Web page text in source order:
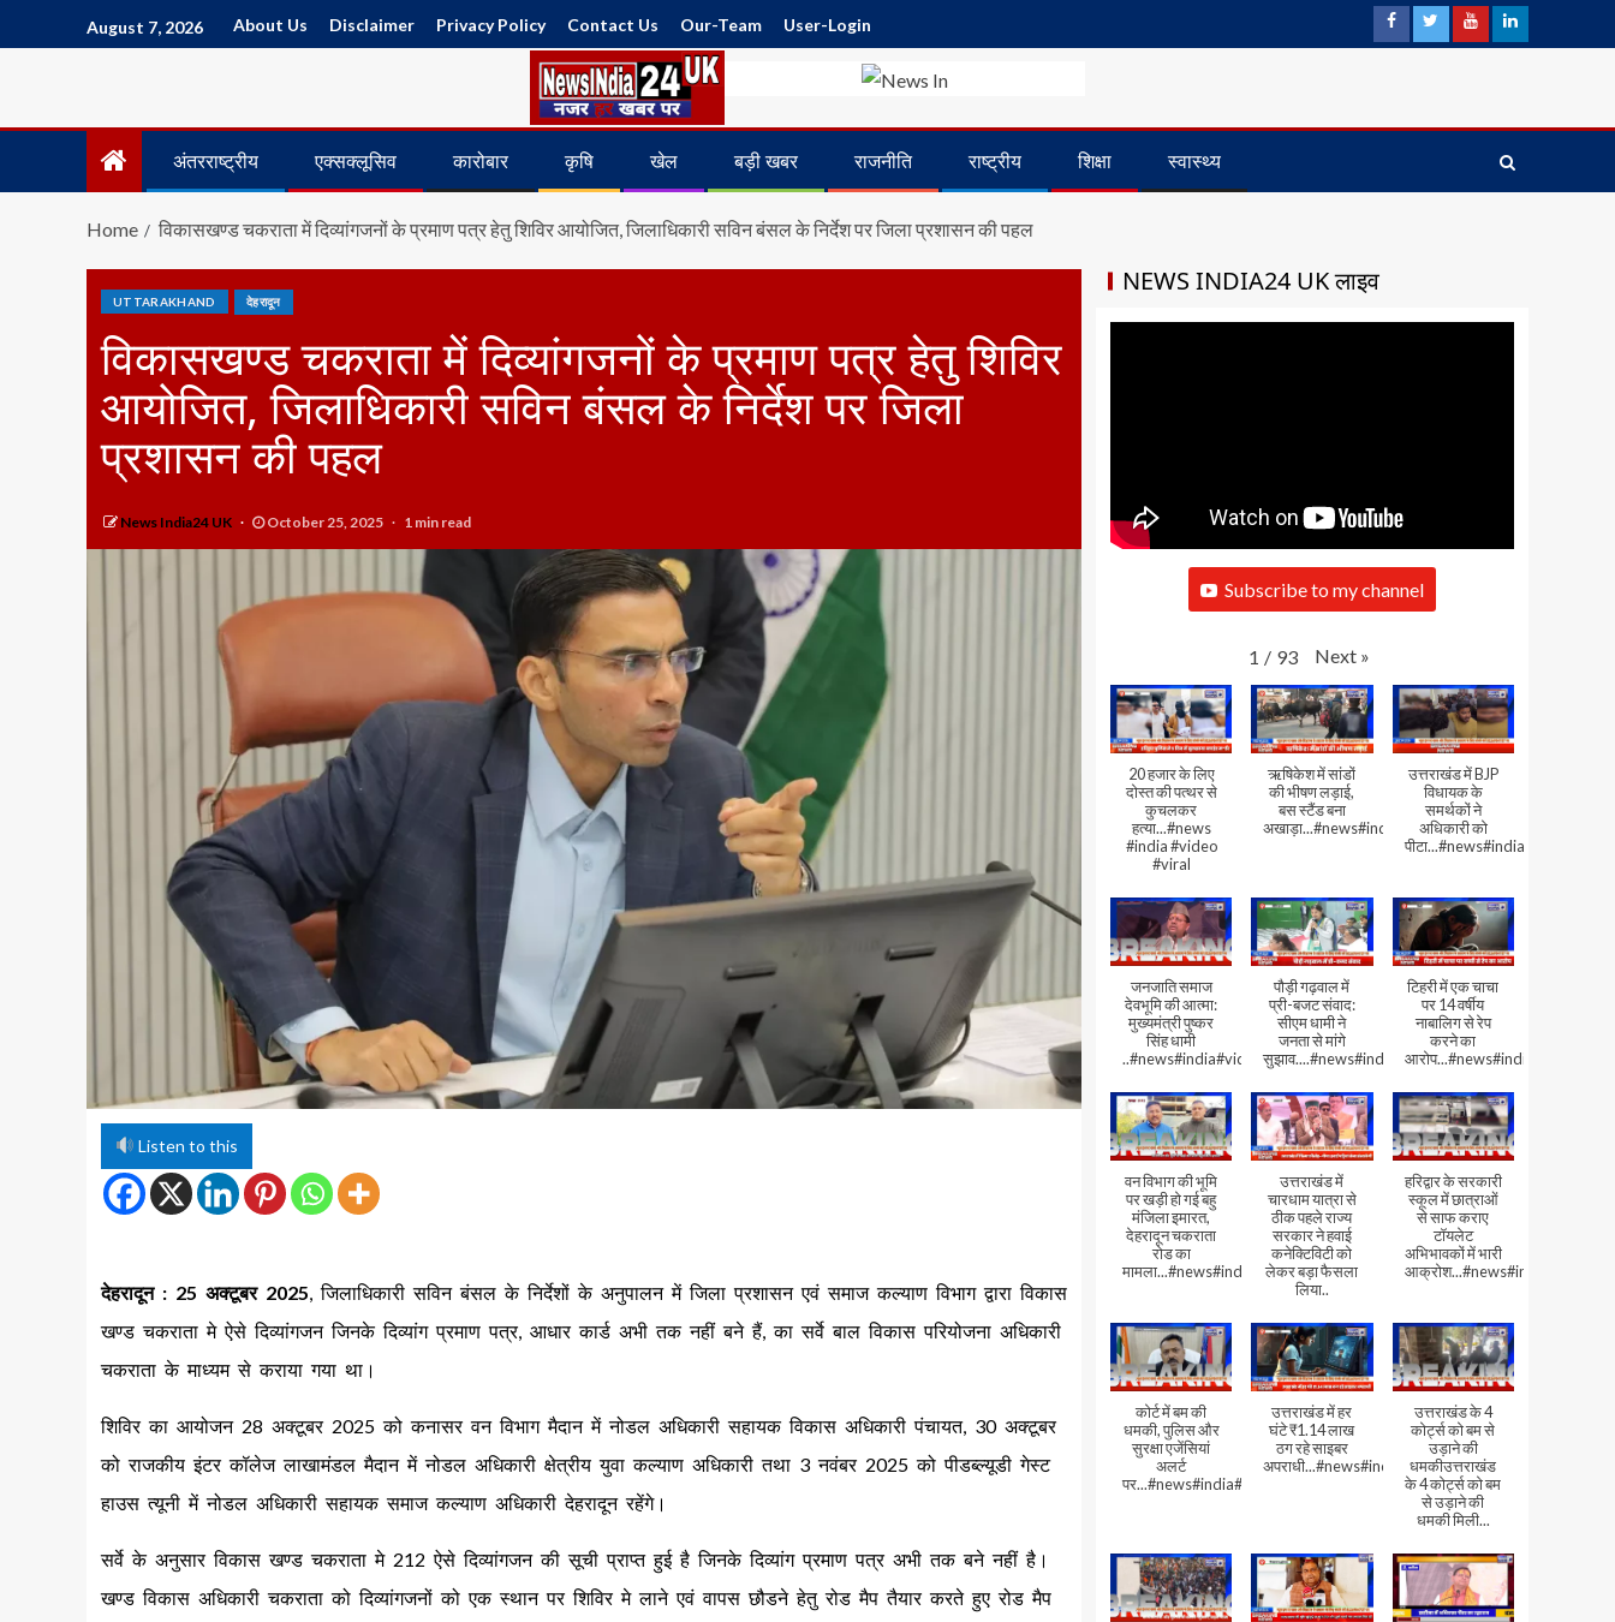
August 7, 2026 About Us Disclaimer Privacy Policy Contact Us Our-Team User-Login
अंतरराष्ट्रीय एक्सक्लूसिव कारोबार कृषि खेल बड़ी खबर राजनीति राष्ट्रीय शिक्षा स्वास्थ्य
Home विकासखण्ड चकराता में दिव्यांगजनों के प्रमाण पत्र हेतु शिविर आयोजित, जिलाधिकारी सविन बंसल के निर्देश पर जिला प्रशासन की पहल
UTTARAKHAND देहरादून
विकासखण्ड चकराता में दिव्यांगजनों के प्रमाण पत्र हेतु शिविर
आयोजित, जिलाधिकारी सविन बंसल के निर्देश पर जिला
प्रशासन की पहल
News India24 UK October 25, 2025 1 min read
Listen to this
देहरादून : 25 अक्टूबर 2025, जिलाधिकारी सविन बंसल के निर्देशों के अनुपालन में जिला प्रशासन एवं समाज कल्याण विभाग द्वारा विकास
खण्ड चकराता मे ऐसे दिव्यांगजन जिनके दिव्यांग प्रमाण पत्र, आधार कार्ड अभी तक नहीं बने हैं, का सर्वे बाल विकास परियोजना अधिकारी
चकराता के माध्यम से कराया गया था।
शिविर का आयोजन 28 अक्टूबर 2025 को कनासर वन विभाग मैदान में नोडल अधिकारी सहायक विकास अधिकारी पंचायत, 30 अक्टूबर
को राजकीय इंटर कॉलेज लाखामंडल मैदान में नोडल अधिकारी क्षेत्रीय युवा कल्याण अधिकारी तथा 3 नवंबर 2025 को पीडब्ल्यूडी गेस्ट
हाउस त्यूनी में नोडल अधिकारी सहायक समाज कल्याण अधिकारी देहरादून रहेंगे।
सर्वे के अनुसार विकास खण्ड चकराता मे 212 ऐसे दिव्यांगजन की सूची प्राप्त हुई है जिनके दिव्यांग प्रमाण पत्र अभी तक बने नहीं है।
खण्ड विकास अधिकारी चकराता को दिव्यांगजनों को एक स्थान पर शिविर मे लाने एवं वापस छौडने हेतु रोड मैप तैयार करते हुए रोड मैप
NEWS INDIA24 UK लाइव
Subscribe to my channel
1 / 93 Next »
20 हजार के लिए
दोस्त की पत्थर से
कुचलकर
हत्या...#news
#india #video
#viral
ऋषिकेश में सांडों
की भीषण लड़ाई,
बस स्टैंड बना
अखाड़ा...#news#india#video#viral
उत्तराखंड में BJP
विधायक के
समर्थकों ने
अधिकारी को
पीटा...#news#india#video#viral
जनजाति समाज
देवभूमि की आत्मा:
मुख्यमंत्री पुष्कर
सिंह धामी
..#news#india#video#viral
पौड़ी गढ़वाल में
प्री-बजट संवाद:
सीएम धामी ने
जनता से मांगे
सुझाव....#news#india#video#viral
टिहरी में एक चाचा
पर 14 वर्षीय
नाबालिग से रेप
करने का
आरोप...#news#india#video
वन विभाग की भूमि
पर खड़ी हो गई बहु
मंजिला इमारत,
देहरादून चकराता
रोड का
मामला...#news#india#video
उत्तराखंड में
चारधाम यात्रा से
ठीक पहले राज्य
सरकार ने हवाई
कनेक्टिविटी को
लेकर बड़ा फैसला
लिया..
हरिद्वार के सरकारी
स्कूल में छात्राओं
से साफ कराए
टॉयलेट
अभिभावकों में भारी
आक्रोश...#news#india
कोर्ट में बम की
धमकी, पुलिस और
सुरक्षा एजेंसियां
अलर्ट
पर...#news#india#video#viral
उत्तराखंड में हर
घंटे ₹1.14 लाख
ठग रहे साइबर
अपराधी...#news#india#video#viral
उत्तराखंड के 4
कोर्ट्स को बम से
उड़ाने की
धमकीउत्तराखंड
के 4 कोर्ट्स को बम
से उड़ाने की
धमकी मिली...